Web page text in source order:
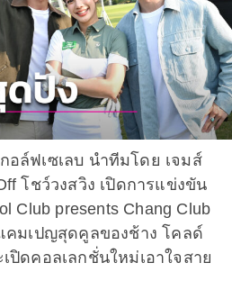
อล์ฟเซเลบ นำทีมโดย เจมส์
โชว์วงสวิง เปิดการแข่งขัน
Club presents Chang Club
คมเปญสุดคูลของช้าง โคลด์
ปิดคอลเลกชั่นใหม่เอาใจสาย